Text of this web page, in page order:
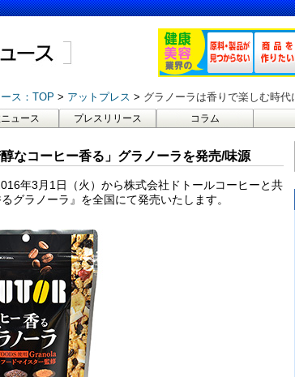
ース：TOP アットプレス グラノーラは香りで楽しむ時
ュース プレスリリース コラム
なコーヒー香る」グラノーラを発売/味源
年3月1日（火）から株式会社ドトールコーヒーと共
グラノーラ』を全国にて発売いたします。